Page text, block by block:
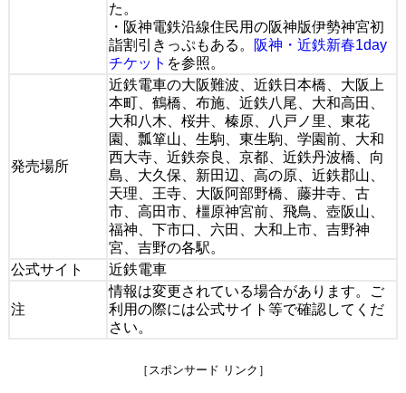
た。
・阪神電鉄沿線住民用の阪神版伊勢神宮初
詣割引きっぷもある。
阪神・近鉄新春1day
チケット を参照。
発売場所
近鉄電車の大阪難波、近鉄日本橋、大阪上
本町、鶴橋、布施、近鉄八尾、大和高田、
大和八木、桜井、榛原、八戸ノ里、東花
園、瓢箪山、生駒、東生駒、学園前、大和
西大寺、近鉄奈良、京都、近鉄丹波橋、向
島、大久保、新田辺、高の原、近鉄郡山、
天理、王寺、大阪阿部野橋、藤井寺、古
市、高田市、橿原神宮前、飛鳥、壺阪山、
福神、下市口、六田、大和上市、吉野神
宮、吉野の各駅。
公式サイト
近鉄電車
注
情報は変更されている場合があります。ご
利用の際には公式サイト等で確認してくだ
さい。
［スポンサード リンク］